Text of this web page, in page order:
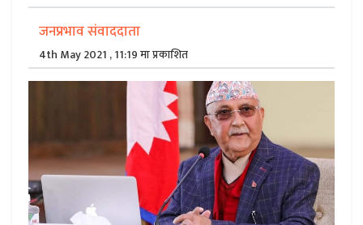
जनप्रभाव संवाददाता
4th May 2021 , 11:19 मा प्रकाशित